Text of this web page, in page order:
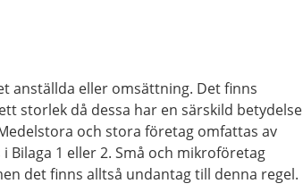
anställda eller omsättning. Det finns
storlek då dessa har en särskild betydelse
och stora företag omfattas av
Bilaga 1 eller 2. Små och mikroföretag
det finns alltså undantag till denna regel.